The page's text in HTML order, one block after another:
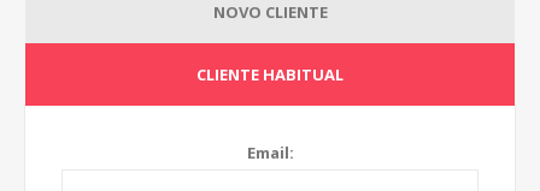
NOVO CLIENTE
CLIENTE HABITUAL
Email: